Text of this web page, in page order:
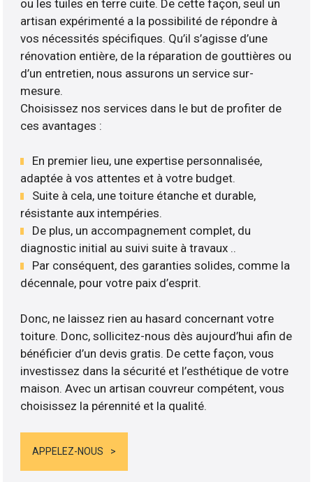
ou les tuiles en terre cuite. De cette façon, seul un
artisan expérimenté a la possibilité de répondre à
vos nécessités spécifiques. Qu’il s’agisse d’une
rénovation entière, de la réparation de gouttières ou
d’un entretien, nous assurons un service sur-
mesure.
Choisissez nos services dans le but de profiter de
ces avantages :
En premier lieu, une expertise personnalisée,
adaptée à vos attentes et à votre budget.
Suite à cela, une toiture étanche et durable,
résistante aux intempéries.
De plus, un accompagnement complet, du
diagnostic initial au suivi suite à travaux ..
Par conséquent, des garanties solides, comme la
décennale, pour votre paix d’esprit.
Donc, ne laissez rien au hasard concernant votre
toiture. Donc, sollicitez-nous dès aujourd’hui afin de
bénéficier d’un devis gratis. De cette façon, vous
investissez dans la sécurité et l’esthétique de votre
maison. Avec un artisan couvreur compétent, vous
choisissez la pérennité et la qualité.
APPELEZ-NOUS